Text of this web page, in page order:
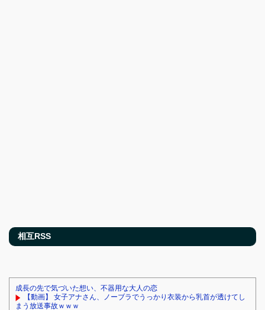
相互RSS
成長の先で気づいた想い、不器用な大人の恋
【動画】 女子アナさん、ノーブラでうっかり衣装から乳首が透けてし
まう放送事故ｗｗｗ